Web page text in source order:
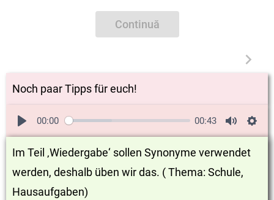
Continuă
Noch paar Tipps für euch!
00:00 00:43
Im Teil ‚Wiedergabe‘ sollen Synonyme verwendet
werden, deshalb üben wir das. ( Thema: Schule,
Hausaufgaben)